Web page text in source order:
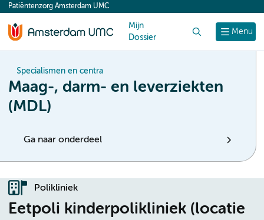
content
Menu
Patiëntenzorg Amsterdam UMC
Mijn
Dossier
Specialismen en centra
Maag-, darm- en leverziekten
(MDL)
Ga naar onderdeel
Polikliniek
Eetpoli kinderpolikliniek (locatie